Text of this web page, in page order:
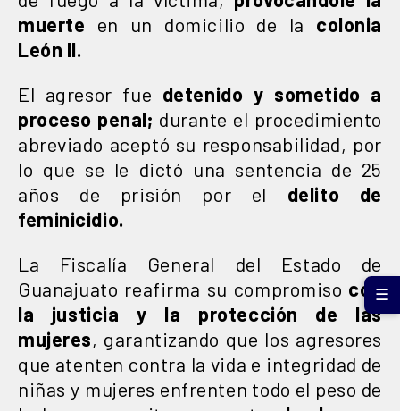
muerte en un domicilio de la colonia
León II.
El agresor fue detenido y sometido a
proceso penal; durante el procedimiento
abreviado aceptó su responsabilidad, por
lo que se le dictó una sentencia de 25
años de prisión por el delito de
feminicidio.
La Fiscalía General del Estado de
Guanajuato reafirma su compromiso con
la justicia y la protección de las
mujeres, garantizando que los agresores
que atenten contra la vida e integridad de
niñas y mujeres enfrenten todo el peso de
☰